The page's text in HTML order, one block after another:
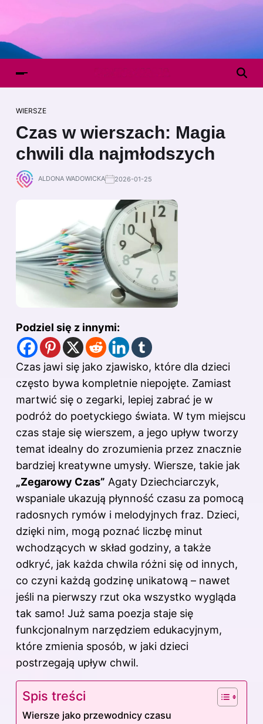
WIERSZE
Czas w wierszach: Magia
chwili dla najmłodszych
ALDONA WADOWICKA 2026-01-25
Podziel się z innymi:
Czas jawi się jako zjawisko, które dla dzieci
często bywa kompletnie niepojęte. Zamiast
martwić się o zegarki, lepiej zabrać je w
podróż do poetyckiego świata. W tym miejscu
czas staje się wierszem, a jego upływ tworzy
temat idealny do zrozumienia przez znacznie
bardziej kreatywne umysły. Wiersze, takie jak
„Zegarowy Czas” Agaty Dziechciarczyk,
wspaniale ukazują płynność czasu za pomocą
radosnych rymów i melodyjnych fraz. Dzieci,
dzięki nim, mogą poznać liczbę minut
wchodzących w skład godziny, a także
odkryć, jak każda chwila różni się od innych,
co czyni każdą godzinę unikatową – nawet
jeśli na pierwszy rzut oka wszystko wygląda
tak samo! Już sama poezja staje się
funkcjonalnym narzędziem edukacyjnym,
które zmienia sposób, w jaki dzieci
postrzegają upływ chwil.
Spis treści
Wiersze jako przewodnicy czasu